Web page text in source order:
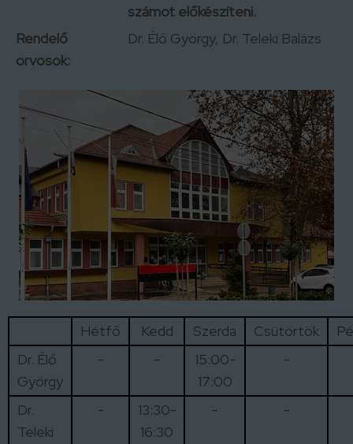
számot előkészíteni.
Rendelő
orvosok:
Dr. Élő György, Dr. Teleki Balázs
Hétfő Kedd Szerda Csütörtök
Dr. Élő
György
- -
15:00-
17:00
-
Dr.
Teleki
-
13:30-
16:30
- -